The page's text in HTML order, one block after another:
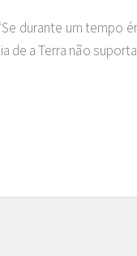
durante um
a Terra não